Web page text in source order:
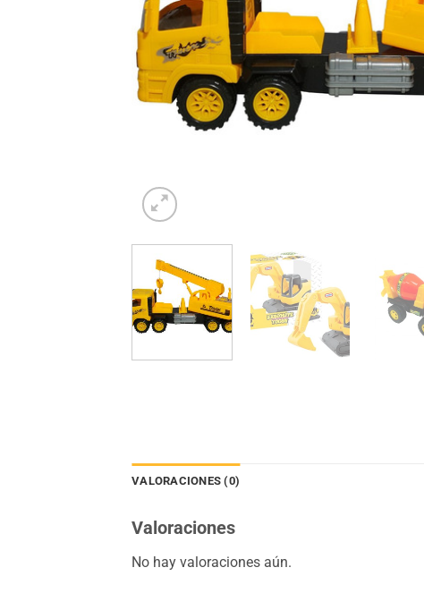
VALORACIONES (0)
Valoraciones
No hay valoraciones aún.